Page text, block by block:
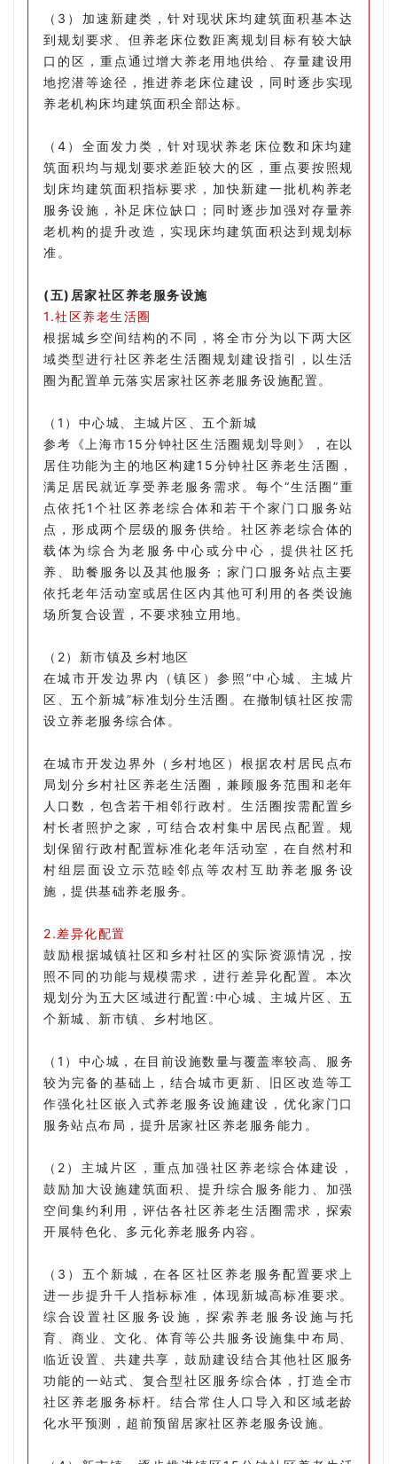
（3）加速新建类，针对现状床均建筑面积基本达
到规划要求、但养老床位数距离规划目标有较大缺
口的区，重点通过增大养老用地供给、存量建设用
地挖潜等途径，推进养老床位建设，同时逐步实现
养老机构床均建筑面积全部达标。
（4）全面发力类，针对现状养老床位数和床均建
筑面积均与规划要求差距较大的区，重点要按照规
划床均建筑面积指标要求，加快新建一批机构养老
服务设施，补足床位缺口；同时逐步加强对存量养
老机构的提升改造，实现床均建筑面积达到规划标
准。
(五)居家社区养老服务设施
1.社区养老生活圈
根据城乡空间结构的不同，将全市分为以下两大区
域类型进行社区养老生活圈规划建设指引，以生活
圈为配置单元落实居家社区养老服务设施配置。
（1）中心城、主城片区、五个新城
参考《上海市15分钟社区生活圈规划导则》，在以
居住功能为主的地区构建15分钟社区养老生活圈，
满足居民就近享受养老服务需求。每个“生活圈”重
点依托1个社区养老综合体和若干个家门口服务站
点，形成两个层级的服务供给。社区养老综合体的
载体为综合为老服务中心或分中心，提供社区托
养、助餐服务以及其他服务；家门口服务站点主要
依托老年活动室或居住区内其他可利用的各类设施
场所复合设置，不要求独立用地。
（2）新市镇及乡村地区
在城市开发边界内（镇区）参照“中心城、主城片
区、五个新城”标准划分生活圈。在撤制镇社区按需
设立养老服务综合体。
在城市开发边界外（乡村地区）根据农村居民点布
局划分乡村社区养老生活圈，兼顾服务范围和老年
人口数，包含若干相邻行政村。生活圈按需配置乡
村长者照护之家，可结合农村集中居民点配置。规
划保留行政村配置标准化老年活动室，在自然村和
村组层面设立示范睦邻点等农村互助养老服务设
施，提供基础养老服务。
2.差异化配置
鼓励根据城镇社区和乡村社区的实际资源情况，按
照不同的功能与规模需求，进行差异化配置。本次
规划分为五大区域进行配置:中心城、主城片区、五
个新城、新市镇、乡村地区。
（1）中心城，在目前设施数量与覆盖率较高、服务
较为完备的基础上，结合城市更新、旧区改造等工
作强化社区嵌入式养老服务设施建设，优化家门口
服务站点布局，提升居家社区养老服务能力。
（2）主城片区，重点加强社区养老综合体建设，
鼓励加大设施建筑面积、提升综合服务能力、加强
空间集约利用，评估各社区养老生活圈需求，探索
开展特色化、多元化养老服务内容。
（3）五个新城，在各区社区养老服务配置要求上
进一步提升千人指标标准，体现新城高标准要求。
综合设置社区服务设施，探索养老服务设施与托
育、商业、文化、体育等公共服务设施集中布局、
临近设置、共建共享，鼓励建设结合其他社区服务
功能的一站式、复合型社区服务综合体，打造全市
社区养老服务标杆。结合常住人口导入和区域老龄
化水平预测，超前预留居家社区养老服务设施。